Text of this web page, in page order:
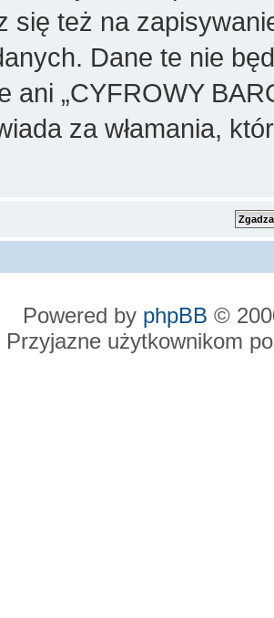
się też na
Dane te nie
ani „CYFROWY
za włamania,
Powered by phpBB ©
Przyjazne użytkownikom